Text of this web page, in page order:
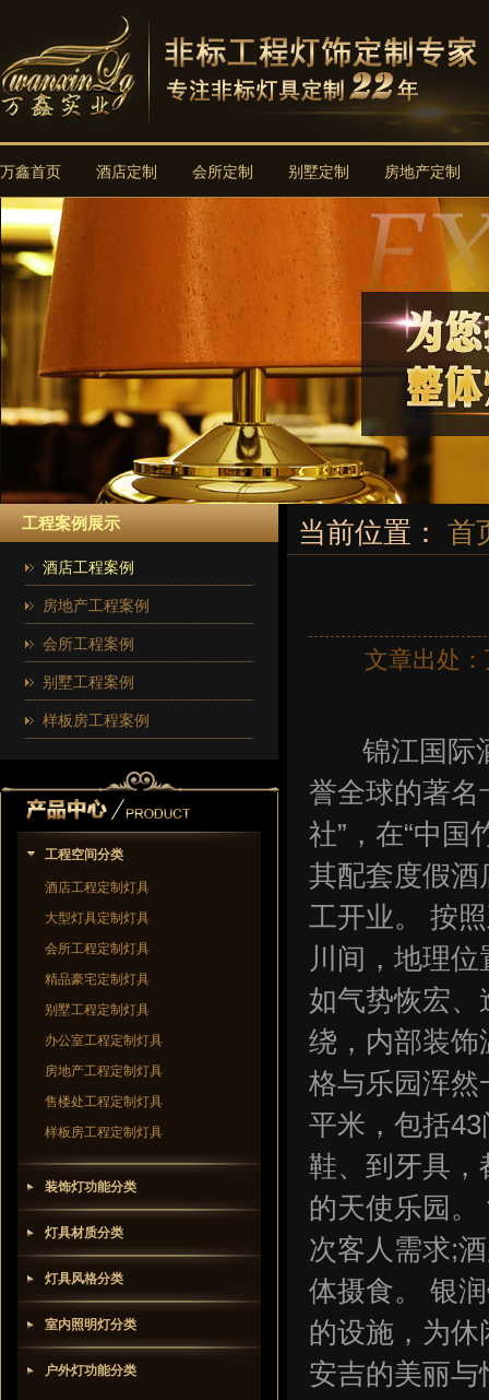
万鑫首页 酒店定制 会所定制 别墅定制 房地产定制
工程案例展示
酒店工程案例
房地产工程案例
会所工程案例
别墅工程案例
样板房工程案例
工程空间分类
酒店工程定制灯具
大型灯具定制灯具
会所工程定制灯具
精品豪宅定制灯具
别墅工程定制灯具
办公室工程定制灯具
房地产工程定制灯具
售楼处工程定制灯具
样板房工程定制灯具
装饰灯功能分类
灯具材质分类
灯具风格分类
室内照明灯分类
户外灯功能分类
当前位置： 首
文章出处
锦江国际
誉全球的著名
社”，在“中国
其配套度假
工开业。 按
川间，地理
如气势恢宏、
绕，内部装饰
格与乐园浑然
平米，包括
鞋、到牙具，
的天使乐园
次客人需求;
体摄食。 银
的设施，为
安吉的美丽与